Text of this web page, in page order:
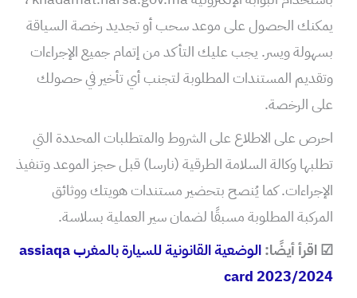
يمكنك الحصول على موعد سحب أو تجديد رخصة السياقة
بسهولة ويسر. يجب عليك التأكد من إتمام جميع الإجراءات
وتقديم المستندات المطلوبة لتجنب أي تأخير في حصولك
على الرخصة.
احرص على الاطلاع على الشروط والمتطلبات المحددة التي
تطلبها وكالة السلامة الطرقية (نارسا) قبل حجز الموعد وتنفيذ
الإجراءات. كما يُنصح بتحضير مستندات هويتك ووثائق
المركبة المطلوبة مسبقًا لضمان سير العملية بسلاسة.
☑ اقرأ أيضًا:
الوضعية القانونية للسيارة بالمغرب assiaqa
card 2023/2024